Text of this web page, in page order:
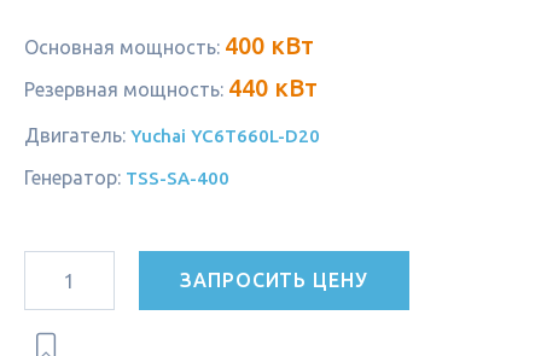
Основная мощность: 400 кВт
Резервная мощность: 440 кВт
Двигатель: Yuchai YC6T660L-D20
Генератор: TSS-SA-400
ЗАПРОСИТЬ ЦЕНУ